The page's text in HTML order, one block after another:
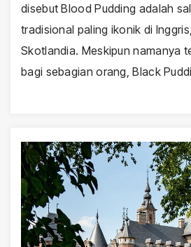
disebut Blood Pudding adalah
tradisional paling ikonik di
Skotlandia. Meskipun namanya
bagi sebagian orang, Black